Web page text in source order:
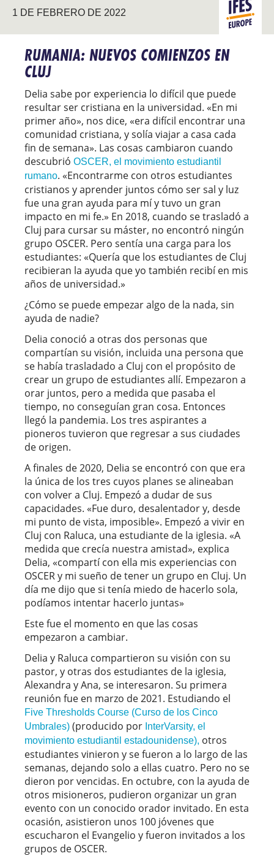
1 DE FEBRERO DE 2022 EUROPA
RUMANIA: NUEVOS COMIENZOS EN
CLUJ
Delia sabe por experiencia lo difícil que puede
resultar ser cristiana en la universidad. «En mi
primer año», nos dice, «era difícil encontrar una
comunidad cristiana, y solía viajar a casa cada
fin de semana». Las cosas cambiaron cuando
descubrió OSCER, el movimiento estudiantil
rumano. «Encontrarme con otros estudiantes
cristianos y aprender juntos cómo ser sal y luz
fue una gran ayuda para mí y tuvo un gran
impacto en mi fe.» En 2018, cuando se trasladó a
Cluj para cursar su máster, no encontró ningún
grupo OSCER. Pero sentía una carga para los
estudiantes: «Quería que los estudiantes de Cluj
recibieran la ayuda que yo también recibí en mis
años de universidad.»
¿Cómo se puede empezar algo de la nada, sin
ayuda de nadie?
Delia conoció a otras dos personas que
compartían su visión, incluida una persona que
se había trasladado a Cluj con el propósito de
crear un grupo de estudiantes allí. Empezaron a
orar juntos, pero a medida que pasaba el
tiempo, no conseguían gran cosa. Entonces
llegó la pandemia. Los tres aspirantes a
pioneros tuvieron que regresar a sus ciudades
de origen.
A finales de 2020, Delia se encontró con que era
la única de los tres cuyos planes se alineaban
con volver a Cluj. Empezó a dudar de sus
capacidades. «Fue duro, desalentador y, desde
mi punto de vista, imposible». Empezó a vivir en
Cluj con Raluca, una estudiante de la iglesia. «A
medida que crecía nuestra amistad», explica
Delia, «compartí con ella mis experiencias con
OSCER y mi sueño de tener un grupo en Cluj. Un
día me dijo que si tenía miedo de hacerlo sola,
podíamos intentar hacerlo juntas»
Este fue el momento en que las cosas
empezaron a cambiar.
Delia y Raluca compartieron su visión con su
pastor, y otras dos estudiantes de la iglesia,
Alexandra y Ana, se interesaron. Su primera
reunión fue en marzo de 2021. Estudiando el
Five Thresholds Course (Curso de los Cinco
Umbrales) (producido por InterVarsity, el
movimiento estudiantil estadounidense), otros
estudiantes vinieron y se fueron a lo largo de las
semanas, dejando solo a ellas cuatro. Pero no se
dieron por vencidas. En octubre, con la ayuda de
otros misioneros, pudieron organizar un gran
evento con un conocido orador invitado. En esta
ocasión, asistieron unos 100 jóvenes que
escucharon el Evangelio y fueron invitados a los
grupos de OSCER.